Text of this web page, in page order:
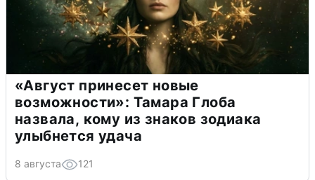
«Август принесет новые
возможности»: Тамара Глоба
назвала, кому из знаков зодиака
улыбнется удача
8 августа 121